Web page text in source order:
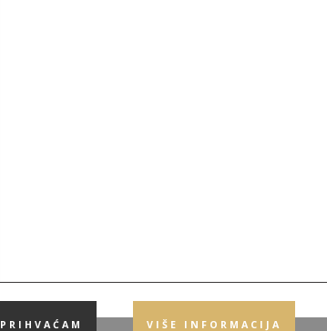
PRIHVAĆAM VIŠE INFORMACIJA